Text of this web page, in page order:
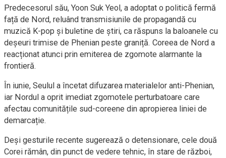
Predecesorul său, Yoon Suk Yeol, a adoptat o politică fermă
față de Nord, reluând transmisiunile de propagandă cu
muzică K-pop și buletine de știri, ca răspuns la baloanele cu
deșeuri trimise de Phenian peste graniță. Coreea de Nord a
reacționat atunci prin emiterea de zgomote alarmante la
frontieră.
În iunie, Seulul a încetat difuzarea materialelor anti-Phenian,
iar Nordul a oprit imediat zgomotele perturbatoare care
afectau comunitățile sud-coreene din apropierea liniei de
demarcație.
Deși gesturile recente sugerează o detensionare, cele două
Corei rămân, din punct de vedere tehnic, în stare de război,